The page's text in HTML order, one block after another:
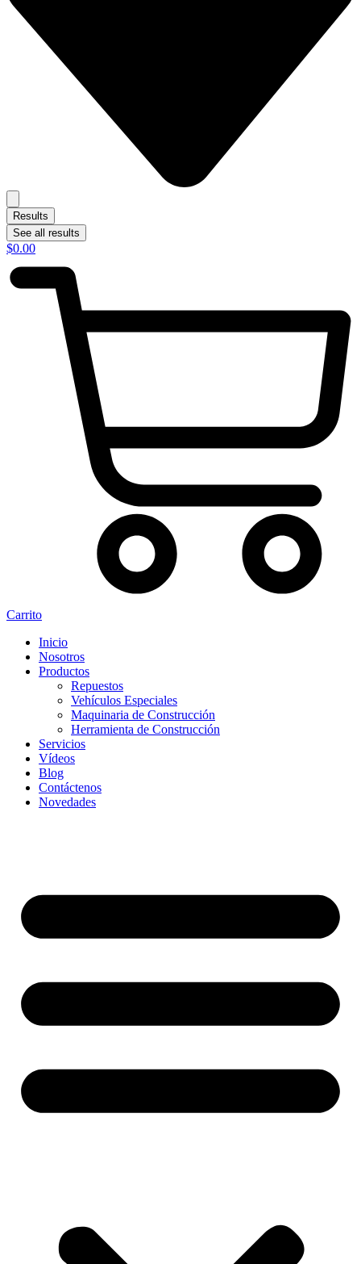
Results
See all results
$0.00
Carrito
Inicio
Nosotros
Productos
Repuestos
Vehículos Especiales
Maquinaria de Construcción
Herramienta de Construcción
Servicios
Vídeos
Blog
Contáctenos
Novedades